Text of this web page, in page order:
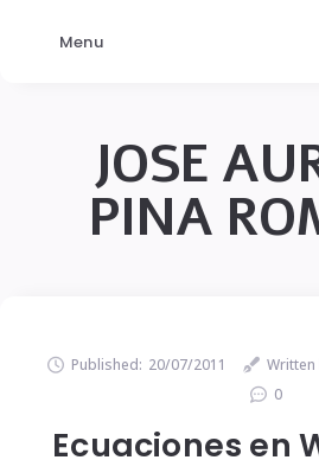
JOSE
PINA
Published: 20/07/2011 Written
0
Ecuaciones en
Menu